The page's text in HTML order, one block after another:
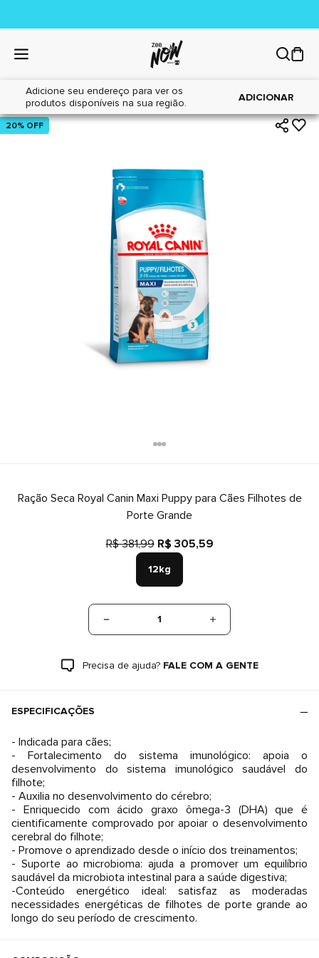
Adicione seu endereço para ver os
produtos disponíveis na sua região.
ADICIONAR
Home|Cães|Alimentos
20% OFF
Ração Seca Royal Canin Maxi Puppy para Cães Filhotes de
Porte Grande
R$ 381,99 R$ 305,59
12kg
1
Precisa de ajuda? FALE COM A GENTE
ESPECIFICAÇÕES
- Indicada para cães;
- Fortalecimento do sistema imunológico: apoia o
desenvolvimento do sistema imunológico saudável do
filhote;
- Auxilia no desenvolvimento do cérebro;
- Enriquecido com ácido graxo ômega-3 (DHA) que é
cientificamente comprovado por apoiar o desenvolvimento
cerebral do filhote;
- Promove o aprendizado desde o início dos treinamentos;
- Suporte ao microbioma: ajuda a promover um equilíbrio
saudável da microbiota intestinal para a saúde digestiva;
-Conteúdo energético ideal: satisfaz as moderadas
necessidades energéticas de filhotes de porte grande ao
longo do seu período de crescimento.